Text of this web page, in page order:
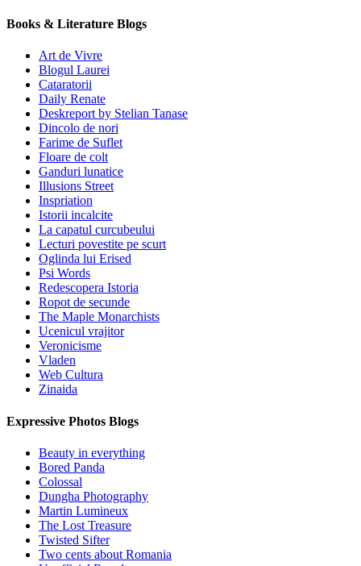
Books & Literature Blogs
Art de Vivre
Blogul Laurei
Cataratorii
Daily Renate
Deskreport by Stelian Tanase
Dincolo de nori
Farime de Suflet
Floare de colt
Ganduri lunatice
Illusions Street
Inspriation
Istorii incalcite
La capatul curcubeului
Lecturi povestite pe scurt
Oglinda lui Erised
Psi Words
Redescopera Istoria
Ropot de secunde
The Maple Monarchists
Ucenicul vrajitor
Veronicisme
Vladen
Web Cultura
Zinaida
Expressive Photos Blogs
Beauty in everything
Bored Panda
Colossal
Dungha Photography
Martin Lumineux
The Lost Treasure
Twisted Sifter
Two cents about Romania